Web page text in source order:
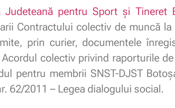
Judeteană pentru Sport şi Tineret
Contractului colectiv de muncă
prin curier, documentele
Acordul colectiv privind raporturile
pentru membrii SNST-DJST
62/2011 – Legea dialogului social.